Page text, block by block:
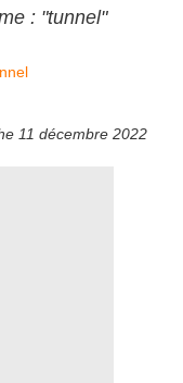
: "tunnel"
11 décembre 2022